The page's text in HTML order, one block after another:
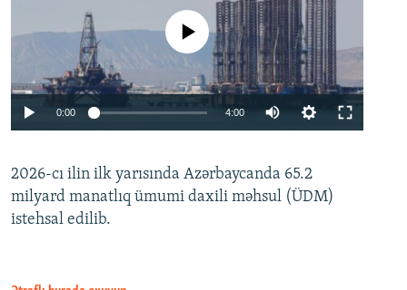
Auto 240p 360p 480p
No media source currently available
0:00 4:00
360p
480p
2026-cı ilin ilk yarısında Azərbaycanda 65.2
milyard manatlıq ümumi daxili məhsul (ÜDM)
istehsal edilib.